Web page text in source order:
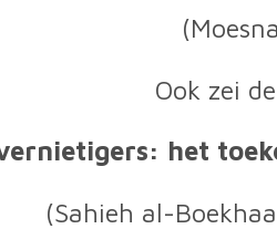
het
(Sahieh al-